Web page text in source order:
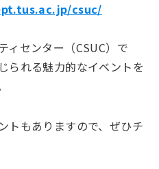
csuc/
ィセンター（CSUC）で
られる魅力的なイベントを
トもありますので、ぜひチ